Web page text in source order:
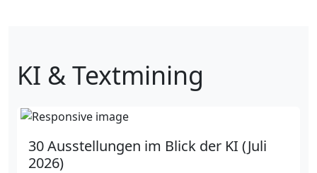
KI & Textmining
30 Ausstellungen im Blick der KI (Juli
2026)